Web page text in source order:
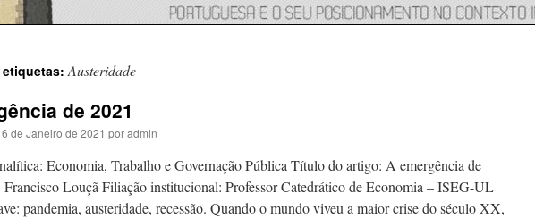
etiquetas:Austeridade
de 2021
6 de Janeiro de 2021 poradmin
Economia, Trabalho e Governação Pública Título do artigo: A emergência de
Louçã Filiação institucional: Professor Catedrático de Economia – ISEG-UL
pandemia, austeridade, recessão. Quando o mundo viveu a maior crise do século XX,